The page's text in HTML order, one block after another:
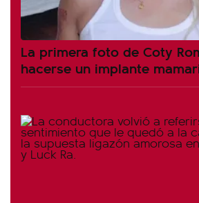
La primera foto de Coty
hacerse un implante